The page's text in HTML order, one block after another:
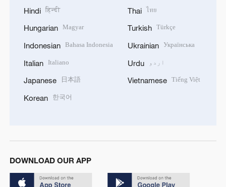
Hindi हिन्दी
Hungarian Magyar
Indonesian Bahasa Indonesia
Italian Italiano
Japanese 日本語
Korean 한국어
Thai ไทย
Turkish Türkçe
Ukrainian Українська
Urdu اردو
Vietnamese Tiếng Việt
DOWNLOAD OUR APP